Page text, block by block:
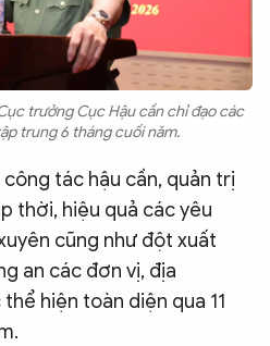
trưởng Cục Hậu cần chỉ đạo các
trung 6 tháng cuối năm.
tác hậu cần, quản trị
thời, hiệu quả các yêu
cũng như đột xuất
an các đơn vị, địa
hiện toàn diện qua 11